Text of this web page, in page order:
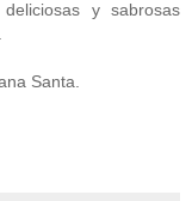
y sabrosas
Santa.